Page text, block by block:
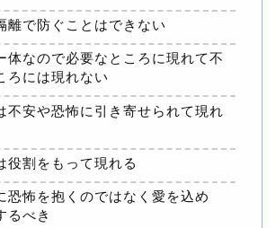
離で防ぐことはできない
体なので必要なところに現れて不
ろには現れない
不安や恐怖に引き寄せられて現れ
役割をもって現れる
恐怖を抱くのではなく愛を込め
るべき